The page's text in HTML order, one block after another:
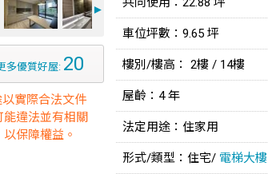
►
多優質好屋: 20
實際合法文件
違法並有相關
保障權益。
車位坪數：9.65 坪
樓別/樓高： 2樓 / 14樓
屋齡：4 年
法定用途：住家用
形式/類型：住宅/ 電梯大樓